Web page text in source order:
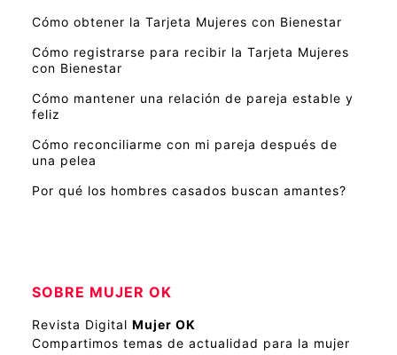
Cómo obtener la Tarjeta Mujeres con Bienestar
Cómo registrarse para recibir la Tarjeta Mujeres
con Bienestar
Cómo mantener una relación de pareja estable y
feliz
Cómo reconciliarme con mi pareja después de
una pelea
Por qué los hombres casados buscan amantes?
SOBRE MUJER OK
Revista Digital Mujer OK
Compartimos temas de actualidad para la mujer